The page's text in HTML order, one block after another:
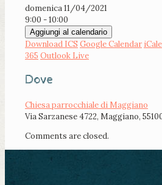
domenica 11/04/2021
9:00 - 10:00
Aggiungi al calendario
Download ICS Google Calendar
365 Outlook Live
Dove
Chiesa parrocchiale di Maggiano
Via Sarzanese 4722, Maggiano,
Comments are closed.